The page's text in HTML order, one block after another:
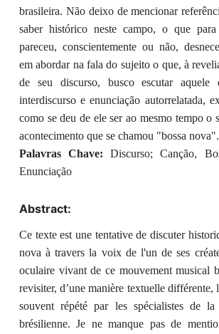
brasileira. Não deixo de mencionar
saber histórico neste campo, o que
pareceu, conscientemente ou não,
em abordar na fala do sujeito o que, à
de seu discurso, busco escutar
interdiscurso e enunciação autorrelatada,
como se deu de ele ser ao mesmo tempo o
acontecimento que se chamou "bossa nova".
Palavras Chave:Discurso; Canção,
Enunciação
Abstract:
Ce texte est une tentative de discuter
nova à travers la voix de l'un de ses
oculaire vivant de ce mouvement musical
revisiter, d’une manière textuelle différente,
souvent répété par les spécialistes de la
brésilienne. Je ne manque pas de